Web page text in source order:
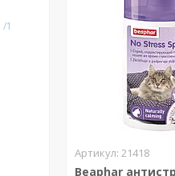
1
21418
Beaphar